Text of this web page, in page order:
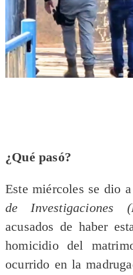
¿Qué pasó?
Este miércoles se dio
de Investigaciones
acusados de haber
homicidio del
ocurrido en la